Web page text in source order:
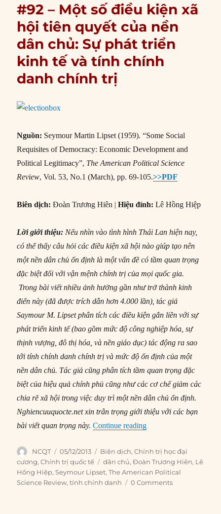
#92 – Một số điều kiện xã
hội tiên quyết của nền
dân chủ: Sự phát triển
kinh tế và tính chính
danh chính trị
Nguồn: Seymour Martin Lipset (1959). “Some Social
Requisites of Democracy: Economic Development and
Political Legitimacy”, The American Political Science
Review, Vol. 53, No.1 (March), pp. 69-105.>>PDF
Biên dịch: Đoàn Trương Hiên |Hiệu đính: Lê Hồng Hiệp
Lời giới thiệu: Nếu nhìn vào tình hình Thái Lan hiện nay,
có thể thấy câu hỏi các điều kiện xã hội nào giúp tạo nên
một nền dân chủ ổn định là một vấn đề có tầm quan trọng
đặc biệt đối với vận mệnh chính trị của mọi quốc gia.
Trong bài viết nhiều ảnh hưởng gần như trở thành kinh
điển này (đã được trích dẫn hơn 4.000 lần), tác giả
Saymour M. Lipset phân tích các điều kiện gắn liền với sự
phát triển kinh tế (bao gồm mức độ công nghiệp hóa, sự
thịnh vượng, đô thị hóa, và nền giáo dục) tác động ra sao
tới tính chính danh chính trị và mức độ ổn định của một
nền dân chủ. Tác giả cũng phân tích tầm quan trọng đặc
biệt của hiệu quả chính phủ cũng như các cơ chế giảm các
chia rẽ xã hội trong việc duy trì một nền dân chủ ổn định.
Nghiencuuquocte.net xin trân trọng giới thiệu với các bạn
bài viết quan trọng này. Continue reading“#92 – Một số điều
Author
NCQT
Posted
on
05/12/2013 Categories
Biên dịch,Chính trị học đại
cương,Chính trị quốc tế Tags
dân chủ,Đoàn Trương Hiên, Lê
Hồng Hiệp,Seymour Lipset,The American Political
Science Review,tính chính danh 0 Comments